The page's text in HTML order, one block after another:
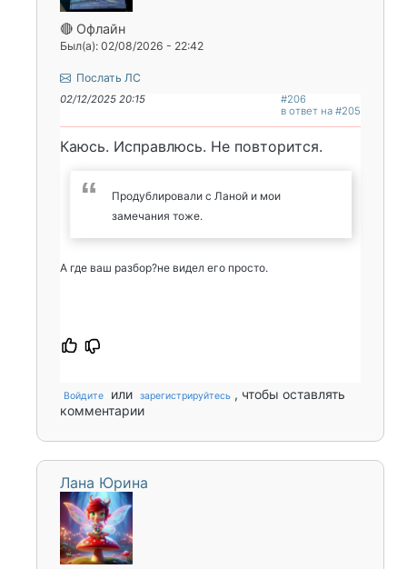
🔴 Офлайн
Был(а): 02/08/2026 - 22:42
Послать ЛС
02/12/2025 20:15
#206
в ответ на #205
Каюсь. Исправлюсь. Не повторится.
Продублировали с Ланой и мои
замечания тоже.
А где ваш разбор?не видел его просто.
Войдите или зарегистрируйтесь , чтобы оставлять
комментарии
Лана Юрина